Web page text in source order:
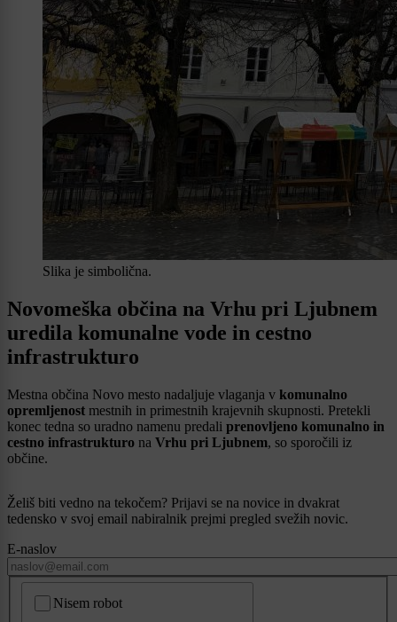
Slika je simbolična.
Novomeška občina na Vrhu pri Ljubnem
uredila komunalne vode in cestno
infrastrukturo
Mestna občina Novo mesto nadaljuje vlaganja v komunalno
opremljenost mestnih in primestnih krajevnih skupnosti. Pretekli
konec tedna so uradno namenu predali prenovljeno komunalno in
cestno infrastrukturo na Vrhu pri Ljubnem, so sporočili iz
občine.
Želiš biti vedno na tekočem? Prijavi se na novice in dvakrat
tedensko v svoj email nabiralnik prejmi pregled svežih novic.
E-naslov
Nisem robot